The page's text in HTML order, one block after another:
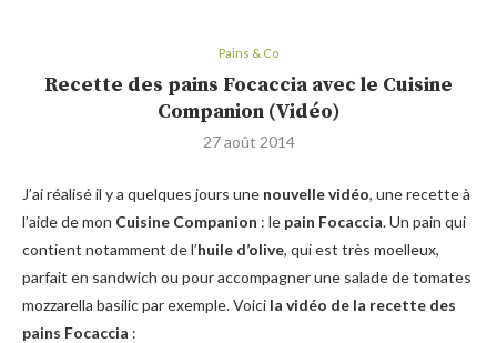
Pains & Co
Recette des pains Focaccia avec le Cuisine
Companion (Vidéo)
27 août 2014
J’ai réalisé il y a quelques jours une nouvelle vidéo, une recette à
l’aide de mon Cuisine Companion : le pain Focaccia. Un pain qui
contient notamment de l’huile d’olive, qui est très moelleux,
parfait en sandwich ou pour accompagner une salade de tomates
mozzarella basilic par exemple. Voici la vidéo de la recette des
pains Focaccia :